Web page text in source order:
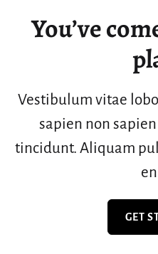
You’ve
Vestibulum vitae
sapien non
tincidunt. Aliquam
GET